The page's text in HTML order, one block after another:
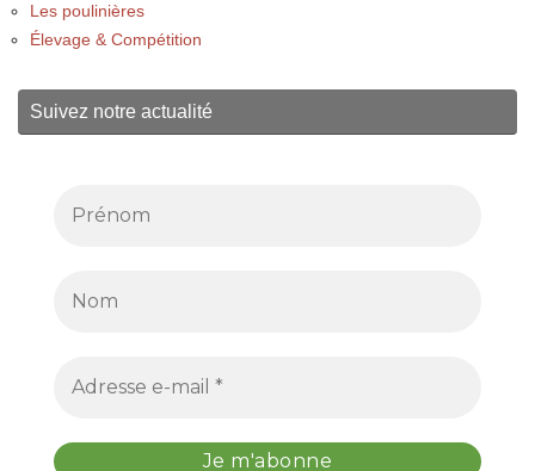
Les poulinières
Élevage & Compétition
Suivez notre actualité